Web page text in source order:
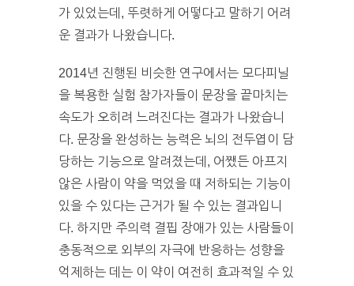
가 있었는데, 뚜렷하게 어떻다고 말하기 어려
운 결과가 나왔습니다.
2014년 진행된 비슷한 연구에서는 모다피닐
을 복용한 실험 참가자들이 문장을 끝마치는
속도가 오히려 느려진다는 결과가 나왔습니
다. 문장을 완성하는 능력은 뇌의 전두엽이 담
당하는 기능으로 알려졌는데, 어쨌든 아프지
않은 사람이 약을 먹었을 때 저하되는 기능이
있을 수 있다는 근거가 될 수 있는 결과입니
다. 하지만 주의력 결핍 장애가 있는 사람들이
충동적으로 외부의 자극에 반응하는 성향을
억제하는 데는 이 약이 여전히 효과적일 수 있